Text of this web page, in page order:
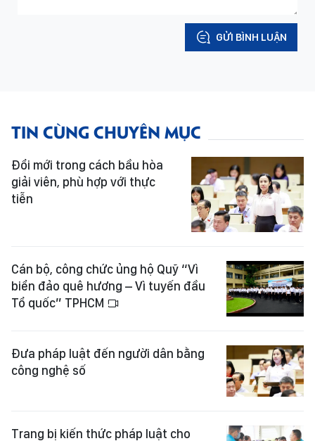
GỬI BÌNH LUẬN
TIN CÙNG CHUYÊN MỤC
Đổi mới trong cách bầu hòa
giải viên, phù hợp với thực
tiễn
Cán bộ, công chức ủng hộ Quỹ “Vì
biển đảo quê hương – Vì tuyến đầu
Tổ quốc” TPHCM
Đưa pháp luật đến người dân bằng
công nghệ số
Trang bị kiến thức pháp luật cho